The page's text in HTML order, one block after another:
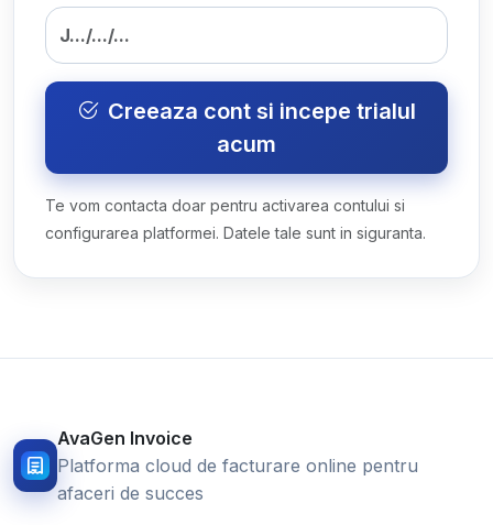
Creeaza cont si incepe trialul
acum
Te vom contacta doar pentru activarea contului si
configurarea platformei. Datele tale sunt in siguranta.
AvaGen Invoice
Platforma cloud de facturare online pentru
afaceri de succes